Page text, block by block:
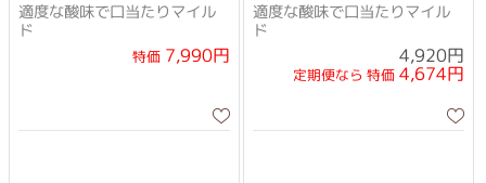
適度な酸味で口当たりマイル
ド
特価7,990円
適度な酸味で口当たりマイル
ド
4,920円
定期便なら 特価4,674円